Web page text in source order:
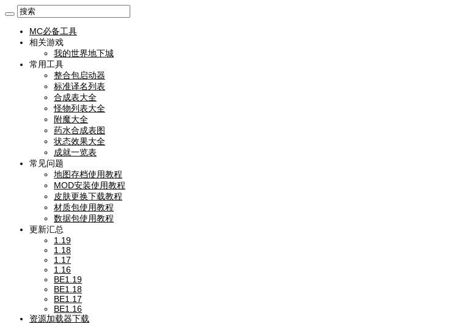
MC必备工具
相关游戏
我的世界地下城
常用工具
整合包启动器
标准译名列表
合成表大全
怪物列表大全
附魔大全
药水合成表图
状态效果大全
成就一览表
常见问题
地图存档使用教程
MOD安装使用教程
皮肤更换下载教程
材质包使用教程
数据包使用教程
更新汇总
1.19
1.18
1.17
1.16
BE1.19
BE1.18
BE1.17
BE1.16
资源加载器下载